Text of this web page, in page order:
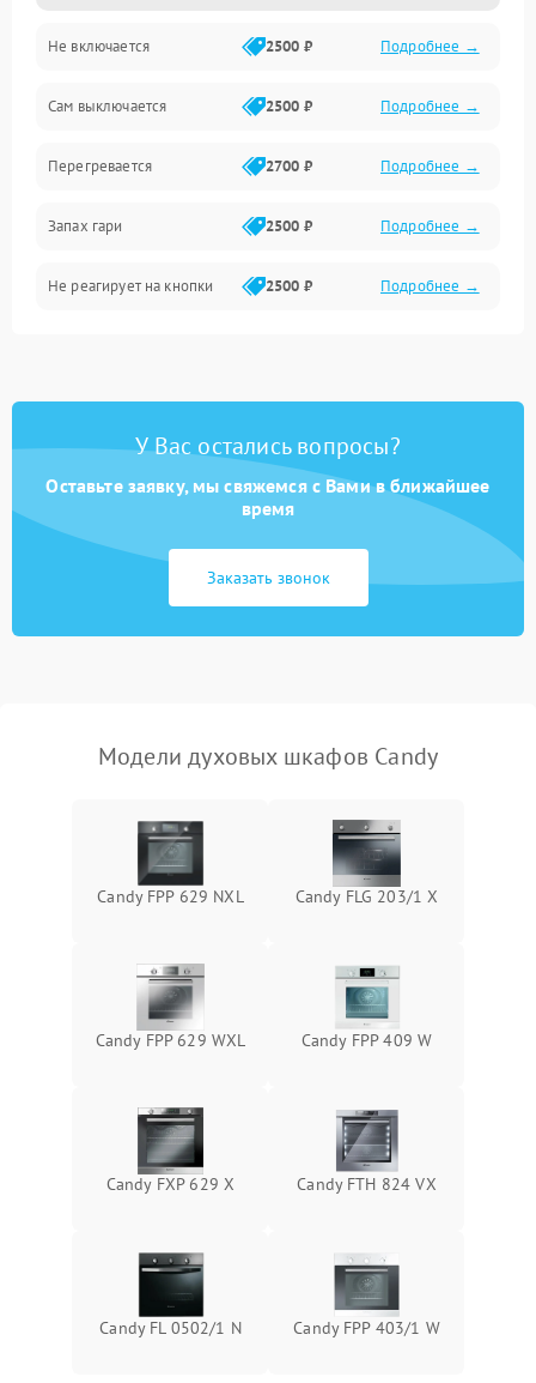
Не включается 2500 ₽ Подробнее →
Сам выключается 2500 ₽ Подробнее →
Перегревается 2700 ₽ Подробнее →
Запах гари 2500 ₽ Подробнее →
Не реагирует на кнопки 2500 ₽ Подробнее →
У Вас остались вопросы?
Оставьте заявку, мы свяжемся с Вами в ближайшее
время
Заказать звонок
Модели духовых шкафов Candy
Candy FPP 629 NXL Candy FLG 203/1 X
Candy FPP 629 WXL Candy FPP 409 W
Candy FXP 629 X Candy FTH 824 VX
Candy FL 0502/1 N Candy FPP 403/1 W